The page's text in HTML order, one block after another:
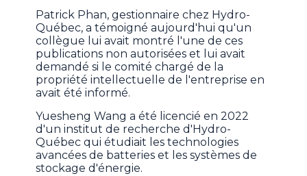
Patrick Phan, gestionnaire chez Hydro-
Québec, a témoigné aujourd'hui qu'un
collègue lui avait montré l'une de ces
publications non autorisées et lui avait
demandé si le comité chargé de la
propriété intellectuelle de l'entreprise en
avait été informé.
Yuesheng Wang a été licencié en 2022
d'un institut de recherche d'Hydro-
Québec qui étudiait les technologies
avancées de batteries et les systèmes de
stockage d'énergie.